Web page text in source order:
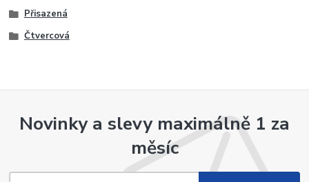
Přisazená
Čtvercová
Novinky a slevy maximálně 1 za
měsíc